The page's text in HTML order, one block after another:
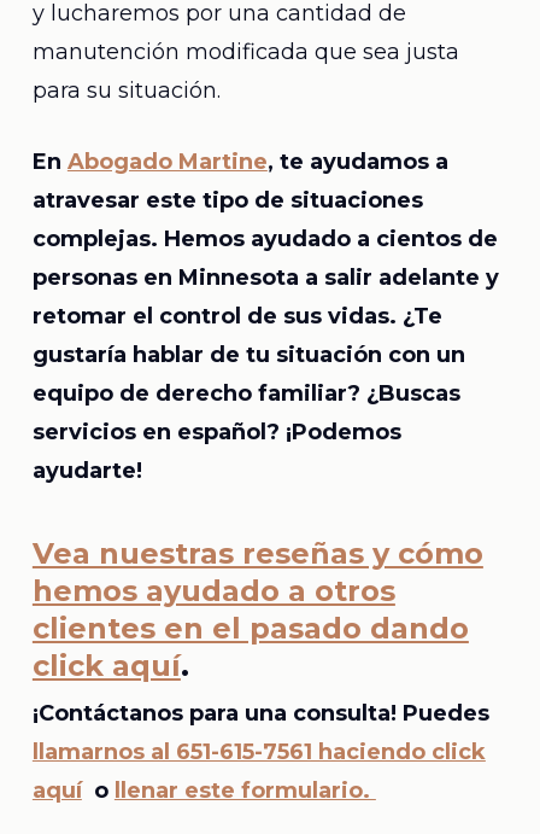
y lucharemos por una cantidad de
manutención modificada que sea justa
para su situación.
En Abogado Martine, te ayudamos a
atravesar este tipo de situaciones
complejas. Hemos ayudado a cientos de
personas en Minnesota a salir adelante y
retomar el control de sus vidas. ¿Te
gustaría hablar de tu situación con un
equipo de derecho familiar? ¿Buscas
servicios en español? ¡Podemos
ayudarte!
Vea nuestras reseñas y cómo
hemos ayudado a otros
clientes en el pasado dando
click aquí.
¡Contáctanos para una consulta! Puedes
llamarnos al 651-615-7561 haciendo click
aquío llenar este formulario.